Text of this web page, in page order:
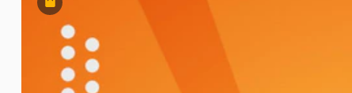
Premium